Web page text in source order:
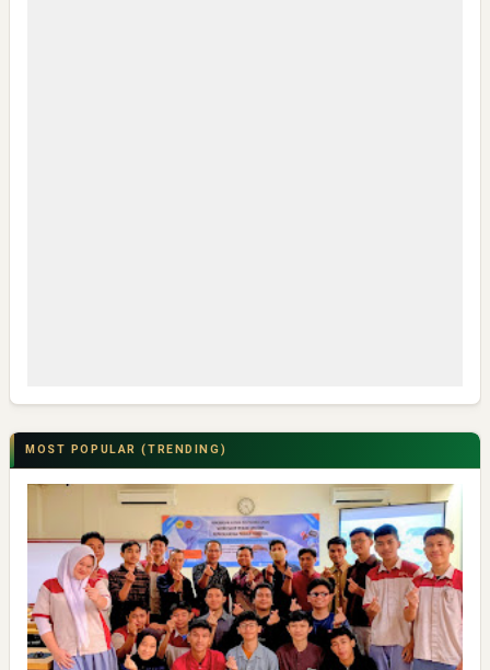
MOST POPULAR (TRENDING)